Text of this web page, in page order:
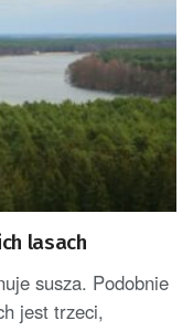
lasach
susza. Podobnie
jest trzeci,